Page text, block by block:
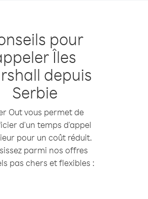
pour
Îles
depuis
Serbie
Out vous permet de
d'un temps d'appel
pour un coût réduit.
parmi nos offres
pas chers et flexibles :